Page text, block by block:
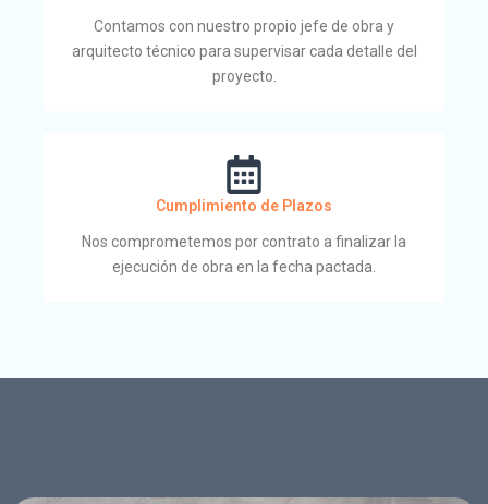
Contamos con nuestro propio jefe de obra y
arquitecto técnico para supervisar cada detalle del
proyecto.
Cumplimiento de Plazos
Nos comprometemos por contrato a finalizar la
ejecución de obra en la fecha pactada.